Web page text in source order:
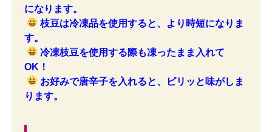
になります。
枝豆は冷凍品を使用すると、より時短になりま
す。
冷凍枝豆を使用する際も凍ったまま入れて
OK！
お好みで唐辛子を入れると、ピリッと味がしま
ります。